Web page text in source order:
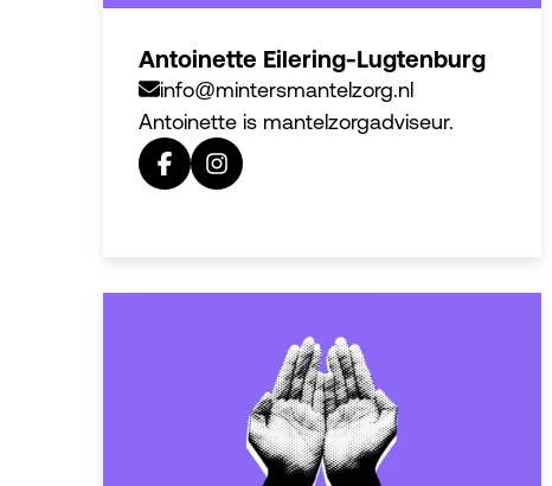
Antoinette Eilering-Lugtenburg
info@mintersmantelzorg.nl
Antoinette is mantelzorgadviseur.